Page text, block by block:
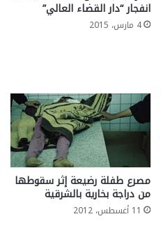
انفجار “دار القضاء العالي”
4 مارس، 2015
مصرع طفلة رضيعة إثر سقوطها
من دراجة بخارية بالشرقية
11 أغسطس، 2012